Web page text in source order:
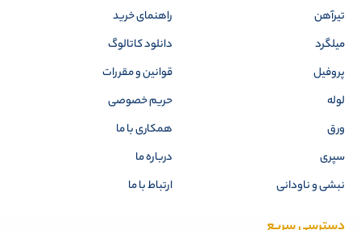
تیرآهن
میلگرد
پروفیل
لوله
ورق
سپری
نبشی و ناودانی
راهنمای خرید
دانلود کاتالوگ
قوانین و مقررات
حریم خصوصی
همکاری با ما
درباره ما
ارتباط با ما